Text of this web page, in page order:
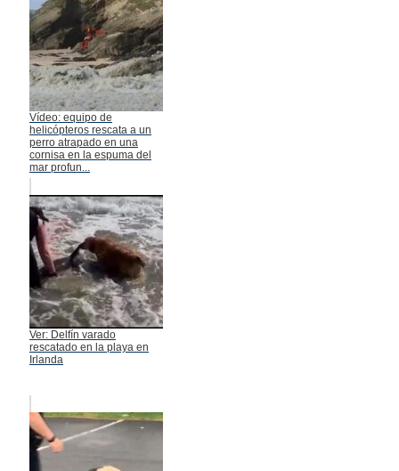
Vídeo: equipo de
helicópteros rescata a un
perro atrapado en una
cornisa en la espuma del
mar profun...
Ver: Delfín varado
rescatado en la playa en
Irlanda